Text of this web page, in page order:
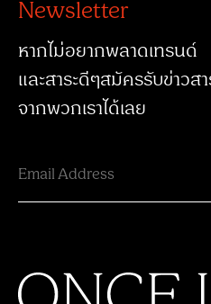
Newsletter
หากไม่อยากพลาดเทรนด์
และสาระดีๆสมัครรับข่าวส
จากพวกเราได้เลย